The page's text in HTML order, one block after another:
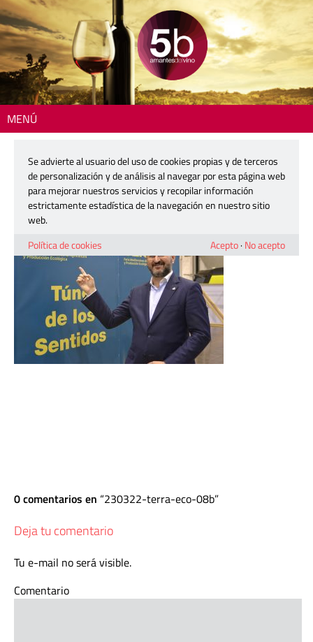
MENÚ
230322-terra-eco-08b
22 marzo, 2023
0 comentarios en 230322-terra-eco-08b
Deja tu comentario
Tu e-mail no será visible.
Comentario
Se advierte al usuario del uso de cookies propias y de terceros
de personalización y de análisis al navegar por esta página web
para mejorar nuestros servicios y recopilar información
estrictamente estadística de la navegación en nuestro sitio
web.
Política de cookies
Acepto· No acepto